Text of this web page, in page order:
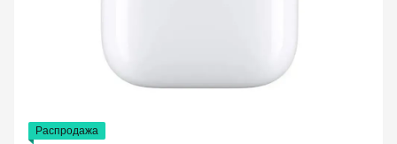
Распродажа